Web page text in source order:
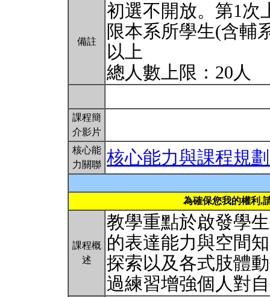
備註
初選不開放。第1次
限本系所學生(含輔
以上
總人數上限：20人
課程簡
介影片
核心能
力關聯 核心能力與課程規
為確保您我的權利,
課程概
述
教學重點於啟發學
的表達能力與空間
探索以及各式肢體
過練習增強個人對